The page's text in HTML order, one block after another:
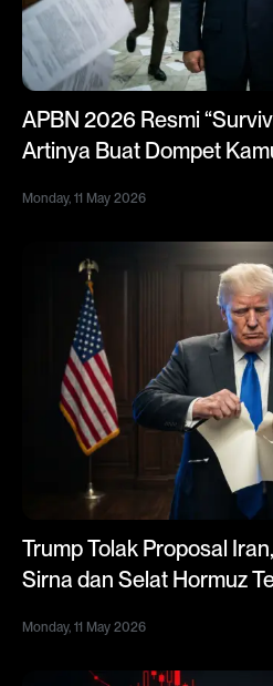
APBN 2026 Resmi
Artinya Buat Dompet
Monday, 11 May 2026
Trump Tolak Proposal
Sirna dan Selat Hormuz
Monday, 11 May 2026